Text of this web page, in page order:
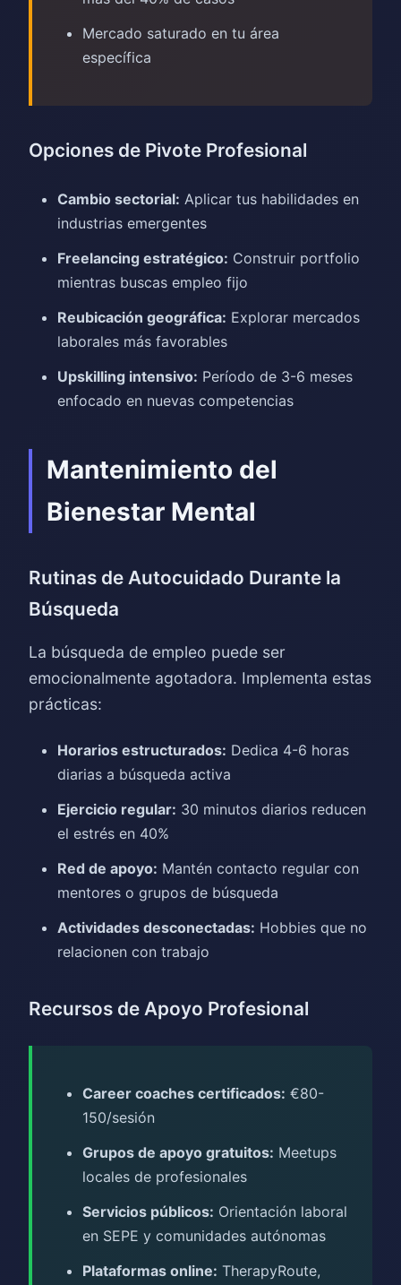
Mercado saturado en tu área
específica
Opciones de Pivote Profesional
Cambio sectorial: Aplicar tus habilidades en
industrias emergentes
Freelancing estratégico: Construir portfolio
mientras buscas empleo fijo
Reubicación geográfica: Explorar mercados
laborales más favorables
Upskilling intensivo: Período de 3-6 meses
enfocado en nuevas competencias
Mantenimiento del
Bienestar Mental
Rutinas de Autocuidado Durante la
Búsqueda
La búsqueda de empleo puede ser
emocionalmente agotadora. Implementa estas
prácticas:
Horarios estructurados: Dedica 4-6 horas
diarias a búsqueda activa
Ejercicio regular: 30 minutos diarios reducen
el estrés en 40%
Red de apoyo: Mantén contacto regular con
mentores o grupos de búsqueda
Actividades desconectadas: Hobbies que no
relacionen con trabajo
Recursos de Apoyo Profesional
Career coaches certificados: €80-
150/sesión
Grupos de apoyo gratuitos: Meetups
locales de profesionales
Servicios públicos: Orientación laboral
en SEPE y comunidades autónomas
Plataformas online: TherapyRoute,